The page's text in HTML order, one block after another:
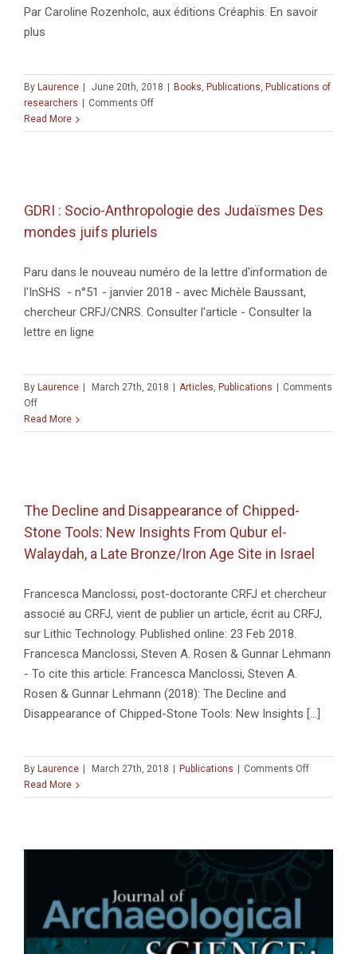
Par Caroline Rozenholc, aux éditions Créaphis. En savoir
plus
By Laurence | June 20th, 2018 | Books, Publications, Publications of
researchers | Comments Offon
AVIV
:
UN
LA
VILLE »
Read More
GDRI : Socio-Anthropologie des Judaïsmes Des
mondes juifs pluriels
Paru dans le nouveau numéro de la lettre d'information de
l'InSHS - n°51 - janvier 2018 - avec Michèle Baussant,
chercheur CRFJ/CNRS. Consulter l'article - Consulter la
lettre en ligne
By Laurence | March 27th, 2018 | Articles, Publications | Comments
Offon
GDRI
:
Des
mondes
juifs
pluriels
Read More
The Decline and Disappearance of Chipped-
Stone Tools: New Insights From Qubur el-
Walaydah, a Late Bronze/Iron Age Site in Israel
Francesca Manclossi, post-doctorante CRFJ et chercheur
associé au CRFJ, vient de publier un article, écrit au CRFJ,
sur Lithic Technology. Published online: 23 Feb 2018.
Francesca Manclossi, Steven A. Rosen & Gunnar Lehmann
- To cite this article: Francesca Manclossi, Steven A.
Rosen & Gunnar Lehmann (2018): The Decline and
Disappearance of Chipped-Stone Tools: New Insights [...]
By Laurence | March 27th, 2018 | Publications | Comments Offon
Decline
of
Chipped-
From
Read More